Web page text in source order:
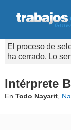
El proceso de
ha cerrado. Lo
Intérprete
En Todo Nayarit